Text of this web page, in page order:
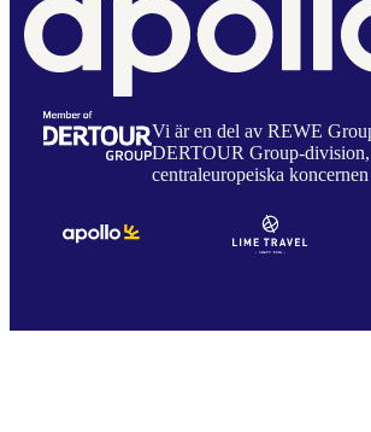
Vi är en del av REWE
DERTOUR Group-division,
centraleuropeiska